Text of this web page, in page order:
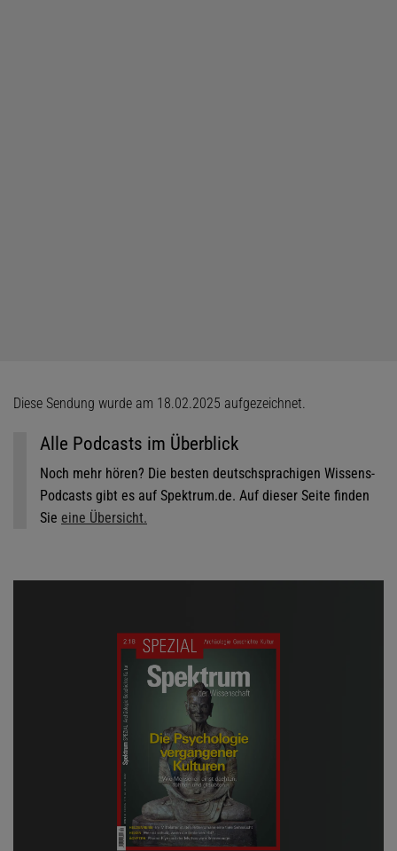
Diese Sendung wurde am 18.02.2025 aufgezeichnet.
Alle Podcasts im Überblick
Noch mehr hören? Die besten deutschsprachigen Wissens-
Podcasts gibt es auf Spektrum.de. Auf dieser Seite finden
Sie eine Übersicht.